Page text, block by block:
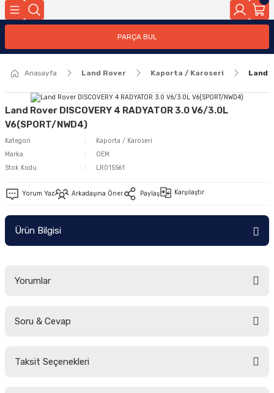
PARÇA BUL
Anasayfa Land Rover Kaporta / Karoseri Land
Land Rover DISCOVERY 4 RADYATOR 3.0 V6/3.0L
V6(SPORT/NWD4)
Kategori
Kaporta / Karoseri
Marka
OEM
Stok Kodu
LR015561
Yorum Yaz Arkadaşına Öner Paylaş Karşılaştır
Ürün Bilgisi
Yorumlar
Soru & Cevap
Taksit Seçenekleri